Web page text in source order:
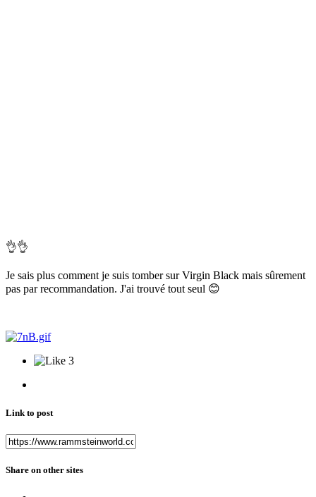
👌👌
Je sais plus comment je suis tomber sur Virgin Black mais sûrement
pas par recommandation. J'ai trouvé tout seul 😊
3
Link to post
Share on other sites